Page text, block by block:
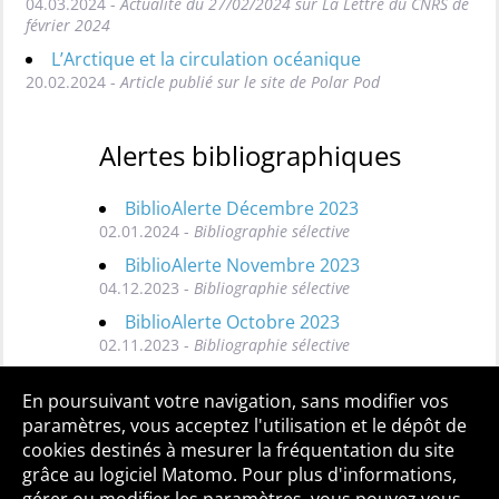
février 2024
L’Arctique et la circulation océanique
20.02.2024 - Article publié sur le site de Polar Pod
Alertes bibliographiques
BiblioAlerte Décembre 2023
02.01.2024 - Bibliographie sélective
BiblioAlerte Novembre 2023
04.12.2023 - Bibliographie sélective
BiblioAlerte Octobre 2023
02.11.2023 - Bibliographie sélective
Toutes les BiblioAlertes
Qui sommes-nous ? Mentions légales
Accessibilité
En poursuivant votre navigation, sans modifier vos
paramètres, vous acceptez l'utilisation et le dépôt de
cookies destinés à mesurer la fréquentation du site
grâce au logiciel Matomo. Pour plus d'informations,